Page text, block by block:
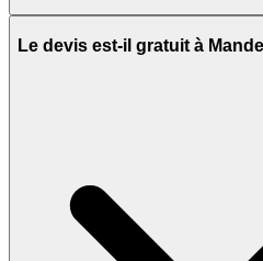
Le devis est-il gratuit à